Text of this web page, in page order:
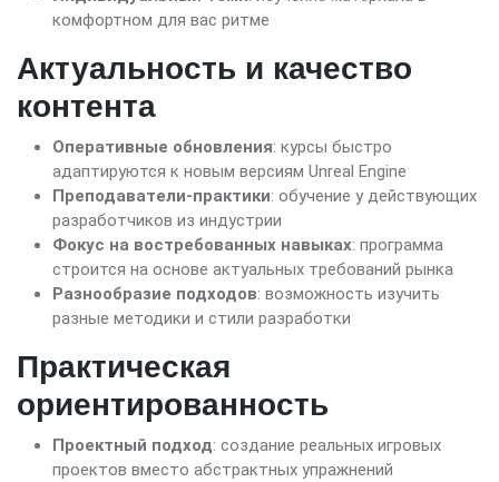
комфортном для вас ритме
Актуальность и качество
контента
Оперативные обновления: курсы быстро
адаптируются к новым версиям Unreal Engine
Преподаватели-практики: обучение у действующих
разработчиков из индустрии
Фокус на востребованных навыках: программа
строится на основе актуальных требований рынка
Разнообразие подходов: возможность изучить
разные методики и стили разработки
Практическая
ориентированность
Проектный подход: создание реальных игровых
проектов вместо абстрактных упражнений